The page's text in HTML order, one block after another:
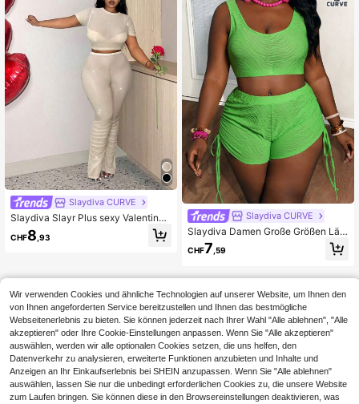
Slaydiva CURVE
Slaydiva Slayr Plus sexy Valentinst
ag schwarzes Mesh transparentes
glitzerndes Kurzarm gerafftes 2 Stü
CHF8 ,93
Slaydiva CURVE
Slaydiva Damen Große Größen Läs
sig Set aus tiefer V-Ausschnitt Träg
erbluse und Plissee Shorts, 2-teilig
CHF7 ,59
Wir verwenden Cookies und ähnliche Technologien auf unserer Website, um Ihnen den
von Ihnen angeforderten Service bereitzustellen und Ihnen das bestmögliche
Webseitenerlebnis zu bieten. Sie können jederzeit nach Ihrer Wahl "Alle ablehnen", "Alle
akzeptieren" oder Ihre Cookie-Einstellungen anpassen. Wenn Sie "Alle akzeptieren"
auswählen, werden wir alle optionalen Cookies setzen, die uns helfen, den
Datenverkehr zu analysieren, erweiterte Funktionen anzubieten und Inhalte und
Anzeigen an Ihr Einkaufserlebnis bei SHEIN anzupassen. Wenn Sie "Alle ablehnen"
auswählen, lassen Sie nur die unbedingt erforderlichen Cookies zu, die unsere Website
zum Laufen bringen. Sie können diese in den Browsereinstellungen deaktivieren, was